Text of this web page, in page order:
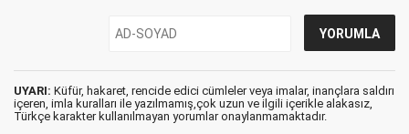
UYARI: Küfür, hakaret, rencide edici cümleler veya imalar, inançlara saldırı
içeren, imla kuralları ile yazılmamış,çok uzun ve ilgili içerikle alakasız,
Türkçe karakter kullanılmayan yorumlar onaylanmamaktadır.